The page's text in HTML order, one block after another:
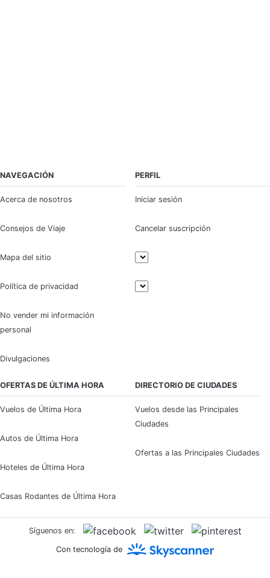
NAVEGACIÓN
Acerca de nosotros
Consejos de Viaje
Mapa del sitio
Política de privacidad
No vender mi información
personal
Divulgaciones
PERFIL
Iniciar sesión
Cancelar suscripción
OFERTAS DE ÚLTIMA HORA
Vuelos de Última Hora
Autos de Última Hora
Hoteles de Última Hora
Casas Rodantes de Última Hora
DIRECTORIO DE CIUDADES
Vuelos desde las Principales
Ciudades
Ofertas a las Principales Ciudades
Síguenos en:
Con tecnología de